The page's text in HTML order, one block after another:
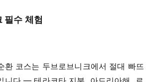
필수 체험
환 코스는 두브로브니크에서 절대 빠뜨